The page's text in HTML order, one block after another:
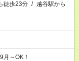
徒歩23分 / 越谷駅から
～OK！